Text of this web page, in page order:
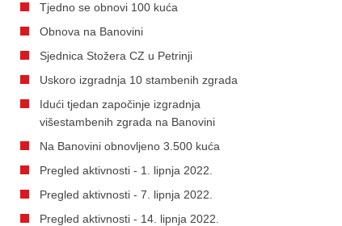
Tjedno se obnovi 100 kuća
Obnova na Banovini
Sjednica Stožera CZ u Petrinji
Uskoro izgradnja 10 stambenih zgrada
Idući tjedan započinje izgradnja
višestambenih zgrada na Banovini
Na Banovini obnovljeno 3.500 kuća
Pregled aktivnosti - 1. lipnja 2022.
Pregled aktivnosti - 7. lipnja 2022.
Pregled aktivnosti - 14. lipnja 2022.